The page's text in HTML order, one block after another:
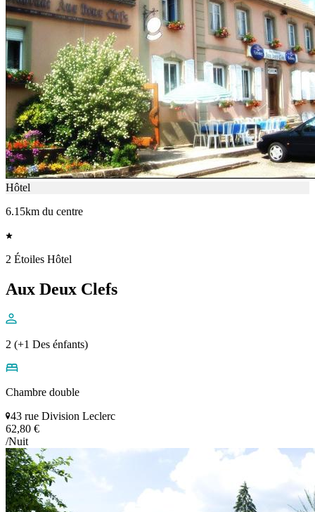
Hôtel
6.15km du centre
2 Étoiles Hôtel
Aux Deux Clefs
2 (+1 Des énfants)
Chambre double
43 rue Division Leclerc
62,80 €
/Nuit